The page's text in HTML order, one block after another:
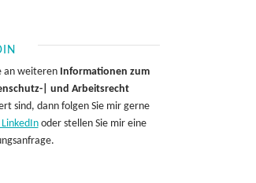
an weiteren Informationen zum
| und Arbeitsrecht
sind, dann folgen Sie mir gerne
oder stellen Sie mir eine